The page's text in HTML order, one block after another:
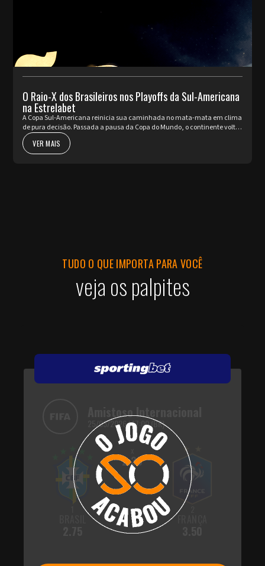
O Raio-X dos Brasileiros nos Playoffs da Sul-Americana
na Estrelabet
A Copa Sul-Americana reinicia sua caminhada no mata-mata em clima
de pura decisão. Passada a pausa da Copa do Mundo, o continente volta
a pulsar com as partidas de ida da fase de Playoffs. Quatro rep...
VER MAIS
TUDO O QUE IMPORTA PARA VOCÊ
veja os palpites
Amistoso Internacional
25/03/2026 | 17:00 (BR)
2.30